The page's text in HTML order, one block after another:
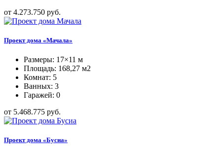
от 4.273.750 руб.
Проект дома «Мачала»
Размеры: 17×11 м
Площадь: 168,27 м2
Комнат: 5
Ванных: 3
Гаражей: 0
от 5.468.775 руб.
Проект дома «Бусиа»